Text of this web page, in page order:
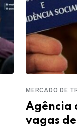
MERCADO DE
Agência
vagas